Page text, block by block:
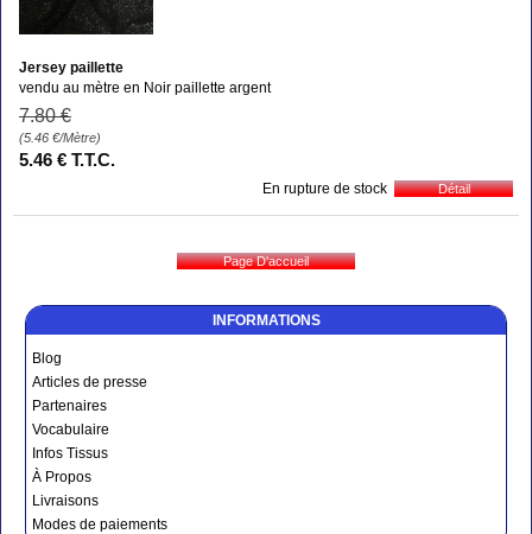
INFORMATIONS
Blog
Articles de presse
Partenaires
Vocabulaire
Infos Tissus
À Propos
Livraisons
Modes de paiements
Jersey paillette
vendu au mètre en Noir paillette argent
7.80 €
(5.46 €/Mètre)
5.46 € T.T.C.
En rupture de stock